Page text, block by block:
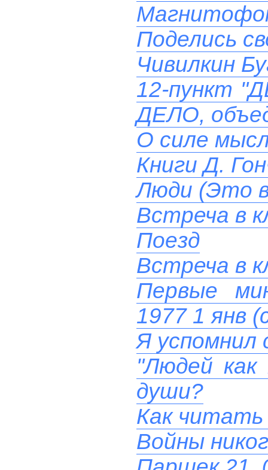
Поделись
Чивилкин
12-пункт
ДЕЛО,
О силе
Книги Д.
Люди (Это
Встреча в
Поезд
Встреча в
Первые
1977 1 янв
Я успомнил
"Людей
души?
Как
Войны